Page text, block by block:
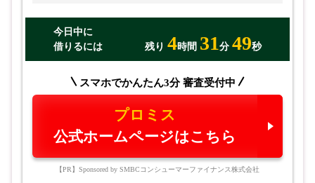
今日中に
借りるには
残り 4時間 31分 48秒
スマホでかんたん3分 審査受付中
プロミス
公式ホームページはこちら
【PR】Sponsored by SMBCコンシューマーファイナンス株式会社